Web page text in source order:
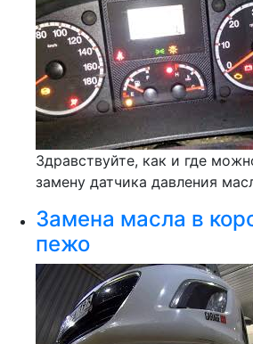
Здравствуйте, как и где
замену датчика давления
Замена масла в
пежо